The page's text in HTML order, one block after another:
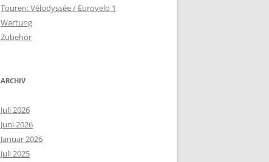
Touren: Vélodyssée / Eurovelo 1
Wartung
Zubehör
ARCHIV
Juli 2026
Juni 2026
Januar 2026
Juli 2025